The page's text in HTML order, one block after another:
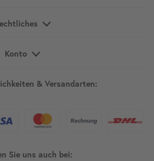
Konto
& Versandarten:
Sie uns auch bei: